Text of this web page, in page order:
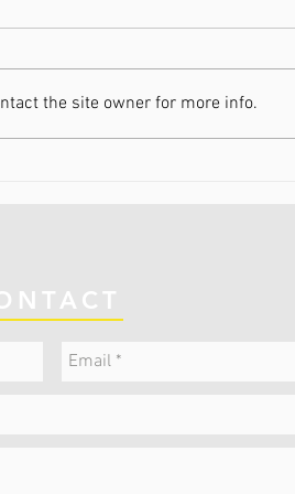
/ WK Hulst
the site owner for more info.